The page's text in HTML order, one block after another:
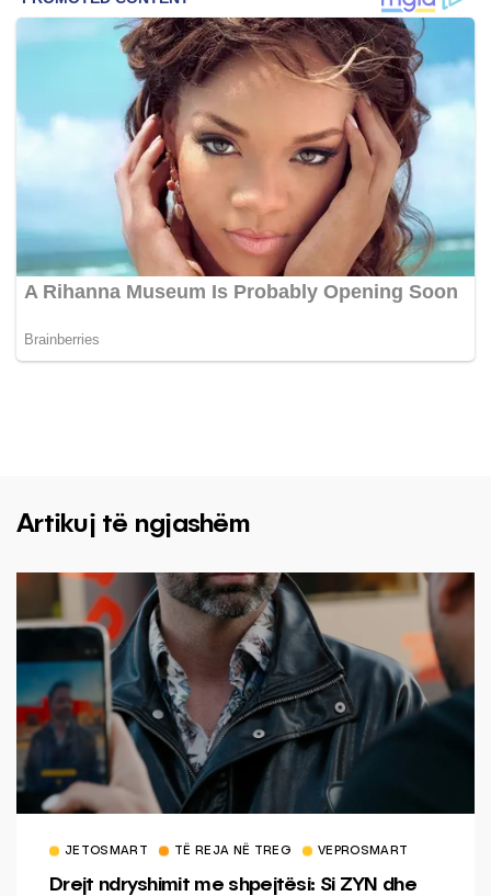
Artikuj të ngjashëm
JETOSMART TË REJA NË TREG VEPROSMART
Drejt ndryshimit me shpejtësi: Si ZYN dhe